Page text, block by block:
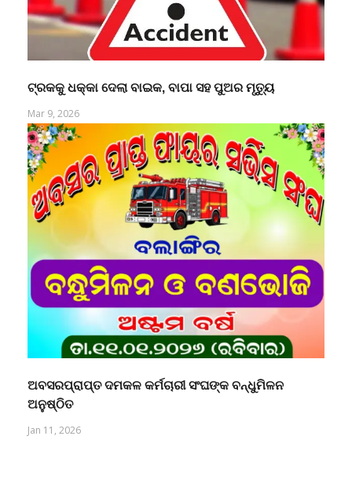
ଟ୍ରକକୁ ଧକ୍କା ଦେଲା ବାଇକ, ବାପା ସହ ପୁଅର ମୃତ୍ୟୁ
Mar 9, 2026
ଅବସରପ୍ରାପ୍ତ ଦମକଳ କର୍ମଚାରୀ ସଂଘଙ୍କ ବନ୍ଧୁମିଳନ
ଅନୁଷ୍ଠିତ
Jan 11, 2026